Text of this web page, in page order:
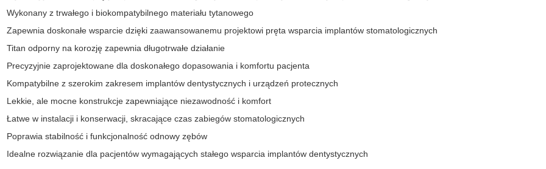
Wykonany z trwałego i biokompatybilnego materiału tytanowego
Zapewnia doskonałe wsparcie dzięki zaawansowanemu projektowi pręta wsparcia implantów stomatologicznych
Titan odporny na korozję zapewnia długotrwałe działanie
Precyzyjnie zaprojektowane dla doskonałego dopasowania i komfortu pacjenta
Kompatybilne z szerokim zakresem implantów dentystycznych i urządzeń protecznych
Lekkie, ale mocne konstrukcje zapewniające niezawodność i komfort
Łatwe w instalacji i konserwacji, skracające czas zabiegów stomatologicznych
Poprawia stabilność i funkcjonalność odnowy zębów
Idealne rozwiązanie dla pacjentów wymagających stałego wsparcia implantów dentystycznych